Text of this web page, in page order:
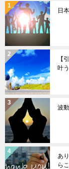
日
【
叶
波
あ
ら